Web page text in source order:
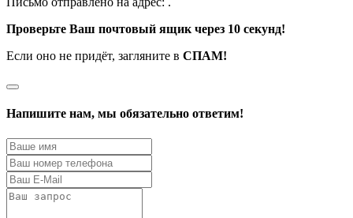
Проверьте Ваш почтовый ящик через 10 секунд!
Если оно не придёт, загляните в СПАМ!
Напишите нам, мы обязательно ответим!